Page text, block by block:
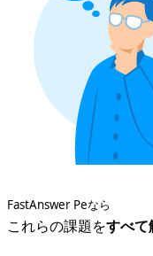
FastAnswer Peなら
これらの課題をすべて